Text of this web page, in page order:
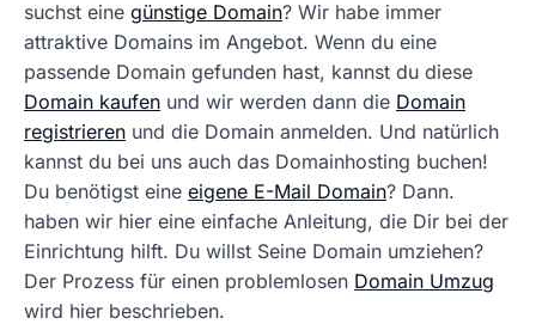
suchst eine günstige Domain? Wir habe immer
attraktive Domains im Angebot. Wenn du eine
passende Domain gefunden hast, kannst du diese
Domain kaufen und wir werden dann die Domain
registrieren und die Domain anmelden. Und natürlich
kannst du bei uns auch das Domainhosting buchen!
Du benötigst eine eigene E-Mail Domain? Dann.
haben wir hier eine einfache Anleitung, die Dir bei der
Einrichtung hilft. Du willst Seine Domain umziehen?
Der Prozess für einen problemlosen Domain Umzug
wird hier beschrieben.